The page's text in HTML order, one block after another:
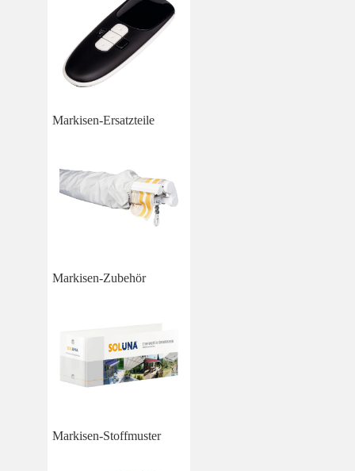
Markisen-Ersatzteile
Markisen-Zubehör
Markisen-Stoffmuster